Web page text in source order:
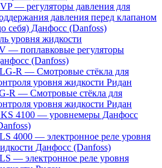
— регуляторы давления для
давления перед клапаном
себя) Данфосс (Danfoss)
уровня жидкости
— поплавковые регуляторы
(Danfoss)
R — Смотровые стёкла для
уровня жидкости Ридан
R — Смотровые стёкла для
уровня жидкости Ридан
4100 — уровнемеры Данфосс
4000 — электронное реле уровня
Данфосс (Danfoss)
— электронное реле уровня